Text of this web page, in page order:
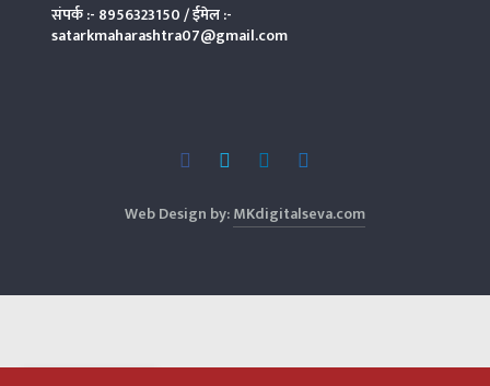
संपर्क :- 8956323150/ ईमेल :-
satarkmaharashtra07@gmail.com
Web Design by:MKdigitalseva.com